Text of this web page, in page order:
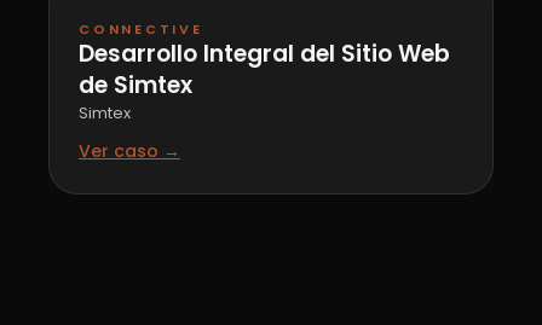
CONNECTIVE
Desarrollo Integral del Sitio Web
de Simtex
Simtex
Ver caso →